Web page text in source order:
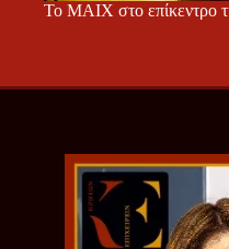
Το ΜΑΙΧ στο επίκεντρο